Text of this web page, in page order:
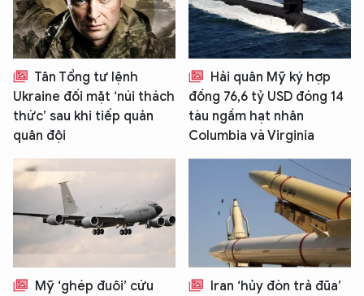
Tân Tổng tư lệnh
Ukraine đối mặt ‘núi thách
thức’ sau khi tiếp quản
quân đội
Hải quân Mỹ ký hợp
đồng 76,6 tỷ USD đóng 14
tàu ngầm hạt nhân
Columbia và Virginia
Mỹ ‘ghép đuôi’ cứu
Iran ‘hủy đòn trả đũa’